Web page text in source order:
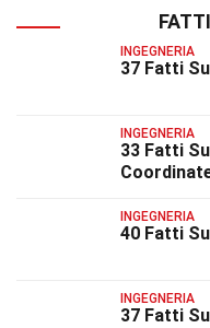
INGEGNERIA
37 Fatti
INGEGNERIA
33 Fatti
INGEGNERIA
40 Fatti
INGEGNERIA
37 Fatti